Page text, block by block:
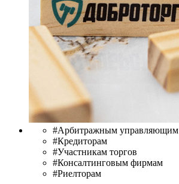
#Арбитражным управляющим
#Кредиторам
#Участникам торгов
#Консалтинговым фирмам
#Риелторам